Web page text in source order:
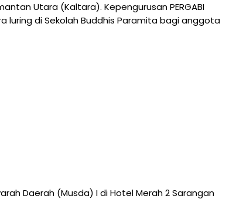
Utara (Kaltara). Kepengurusan PERGABI
luring di Sekolah Buddhis Paramita bagi anggota
Daerah (Musda) I di Hotel Merah 2 Sarangan